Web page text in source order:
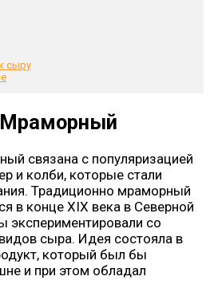
сыру
связана с популяризацией
и колби, которые стали
Традиционно мраморный
в конце XIX века в Северной
экспериментировали со
сыра. Идея состояла в
который был бы
и при этом обладал